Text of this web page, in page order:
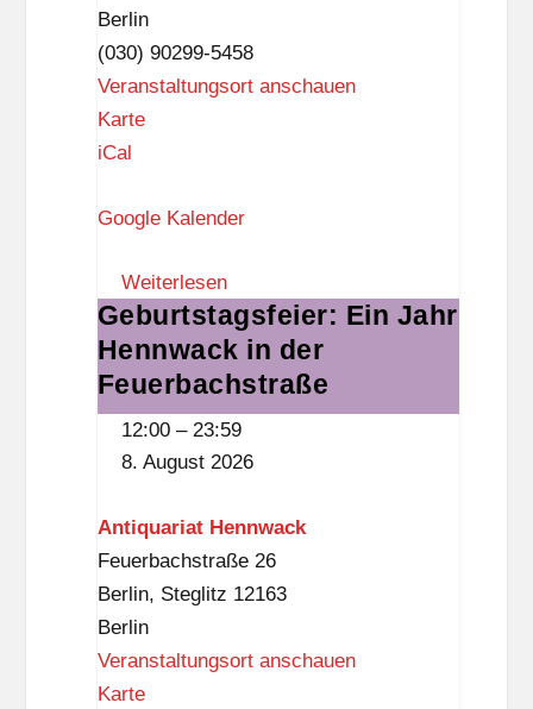
Berlin
(030) 90299-5458
Veranstaltungsort anschauen
KarteG
t
r
i
e
d
-
B
n
n
-
B
i
iCal
Google Kalender
Weiterlesen
Geburtstagsfeier:
Ein
Jahr
Hennwack
Geburtstagsfeier: Ein Jahr
Hennwack in der
Feuerbachstraße
12:00 – 23:59
8. August 2026
Antiquariat Hennwack
Feuerbachstraße 26
Berlin, Steglitz 12163
Berlin
Veranstaltungsort anschauen
KarteA